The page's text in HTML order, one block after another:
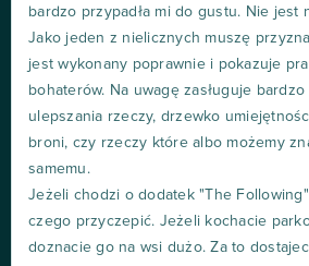
bardzo przypadła mi do gustu. Nie jest
Jako jeden z nielicznych muszę
jest wykonany poprawnie i pokazuje
bohaterów. Na uwagę zasługuje
ulepszania rzeczy, drzewko
broni, czy rzeczy które albo możemy
samemu.
Jeżeli chodzi o dodatek "The
czego przyczepić. Jeżeli kochacie
doznacie go na wsi dużo. Za to